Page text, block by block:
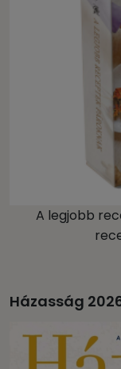
A legjobb
Házasság